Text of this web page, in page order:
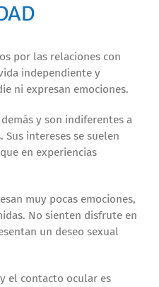
por las relaciones con
independiente y
ni expresan emociones.
y son indiferentes a
Sus intereses se suelen
en experiencias
muy pocas emociones,
No sienten disfrute en
un deseo sexual
el contacto ocular es